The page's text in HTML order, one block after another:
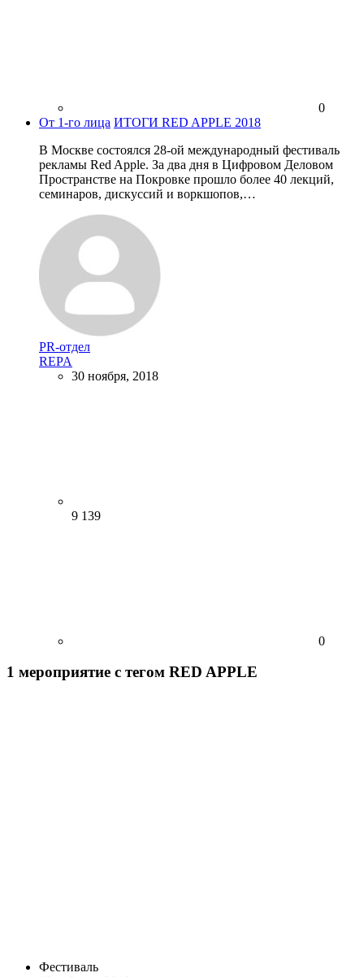
0
От 1-го лица ИТОГИ RED APPLE 2018
В Москве состоялся 28-ой международный фестиваль
рекламы Red Apple. За два дня в Цифровом Деловом
Пространстве на Покровке прошло более 40 лекций,
семинаров, дискуссий и воркшопов,…
PR-отдел
REPA
30 ноября, 2018
9 139
0
1 мероприятие с тегом RED APPLE
Фестиваль